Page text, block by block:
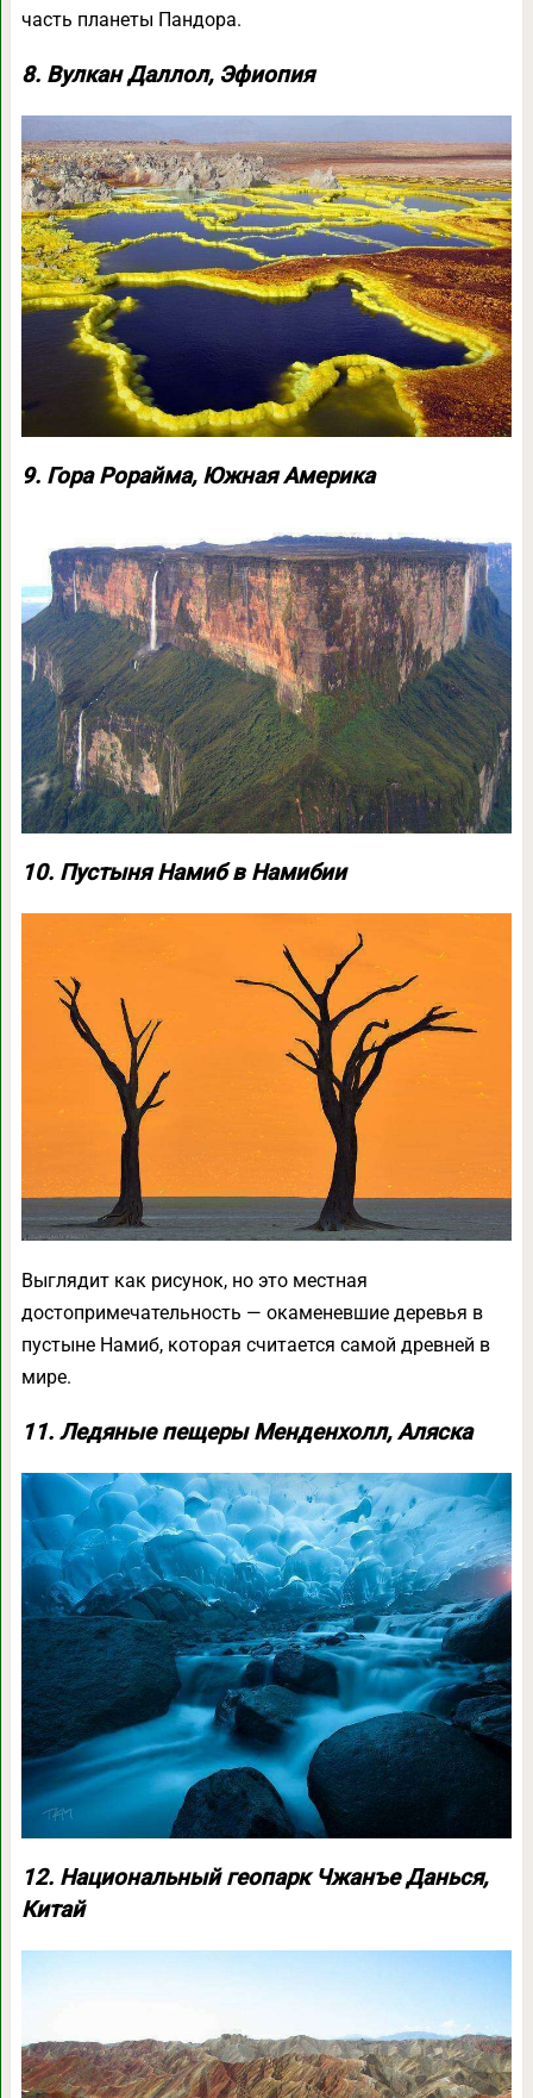
часть планеты Пандора.
8. Вулкан Даллол, Эфиопия
9. Гора Рорайма, Южная Америка
10. Пустыня Намиб в Намибии
Выглядит как рисунок, но это местная
достопримечательность — окаменевшие деревья в
пустыне Намиб, которая считается самой древней в
мире.
11. Ледяные пещеры Менденхолл, Аляска
12. Национальный геопарк Чжанъе Данься,
Китай